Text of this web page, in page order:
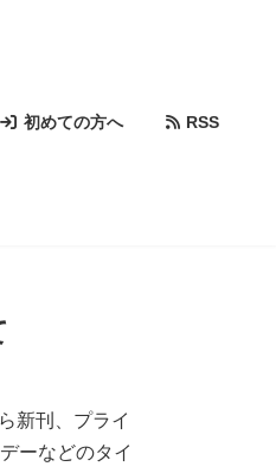
初めての方へ RSS
新刊、プライ
ーなどのタイ